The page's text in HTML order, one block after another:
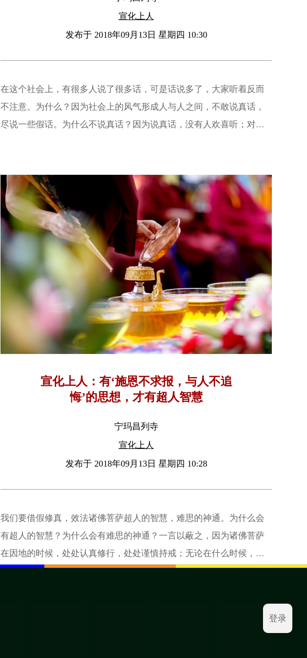
宣化上人
发布于 2018年09月13日 星期四 10:30
在这个社会上，有很多人说了很多话，可是话说多了，大家听着反而
不注意。为什么？因为社会上的风气形成人与人之间，不敢说真话，
尽说一些假话。为什么不说真话？因为说真话，没有人欢喜听；对于
宣化上人：有‘施恩不求报，与人不追
悔’的思想，才有超人智慧
宁玛昌列寺
宣化上人
发布于 2018年09月13日 星期四 10:28
我们要借假修真，效法诸佛菩萨超人的智慧，难思的神通。为什么会
有超人的智慧？为什么会有难思的神通？一言以蔽之，因为诸佛菩萨
在因地的时候，处处认真修行，处处谨慎持戒；无论在什么时候，以
身作则，行住坐卧具足威仪。
登录